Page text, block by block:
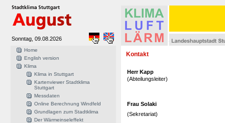
Sonntag, 09.08.2026
Home
English version
Klima
Klima in Stuttgart
Kartenviewer Stadtklima
Stuttgart
Messdaten
Online Berechnung Windfeld
Grundlagen zum Stadtklima
Der Wärmeinseleffekt
Kontakt
Herr Kapp
(Abteilungsleiter)
Frau Solaki
(Sekretariat)